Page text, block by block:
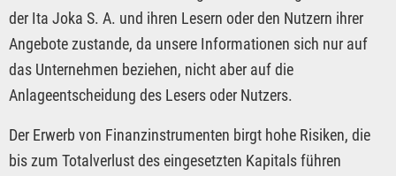
der Ita Joka S. A. und ihren Lesern oder den Nutzern ihrer
Angebote zustande, da unsere Informationen sich nur auf
das Unternehmen beziehen, nicht aber auf die
Anlageentscheidung des Lesers oder Nutzers.
Der Erwerb von Finanzinstrumenten birgt hohe Risiken, die
bis zum Totalverlust des eingesetzten Kapitals führen